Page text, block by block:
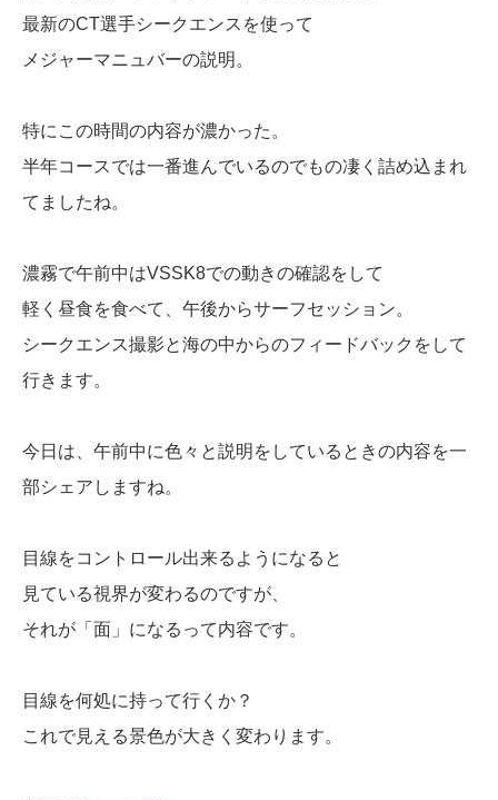
最新のCT選手シークエンスを使って
メジャーマニュバーの説明。
特にこの時間の内容が濃かった。
半年コースでは一番進んでいるのでもの凄く詰め込まれ
てましたね。
濃霧で午前中はVSSK8での動きの確認をして
軽く昼食を食べて、午後からサーフセッション。
シークエンス撮影と海の中からのフィードバックをして
行きます。
今日は、午前中に色々と説明をしているときの内容を一
部シェアしますね。
目線をコントロール出来るようになると
見ている視界が変わるのですが、
それが「面」になるって内容です。
目線を何処に持って行くか？
これで見える景色が大きく変わります。